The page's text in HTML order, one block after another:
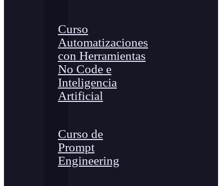
Curso
Automatizaciones
con Herramientas
No Code e
Inteligencia
Artificial
Curso de
Prompt
Engineering